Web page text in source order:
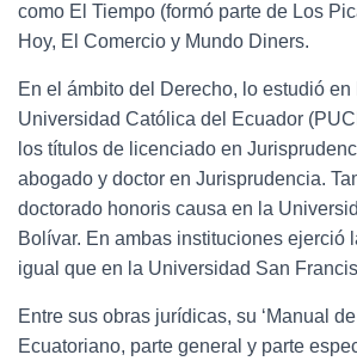
como El Tiempo (formó parte de Los
Hoy, El Comercio y Mundo Diners.
En el ámbito del Derecho, lo estudió en
Universidad Católica del Ecuador
los títulos de licenciado en
abogado y doctor en Jurisprudencia.
doctorado honoris causa en la
Bolívar. En ambas instituciones ejerció
igual que en la Universidad San
Entre sus obras jurídicas, su ‘Manual
Ecuatoriano, parte general y parte